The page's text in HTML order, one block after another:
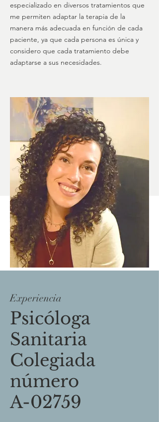
especializado en diversos tratamientos que
me permiten adaptar la terapia de la
manera más adecuada en función de cada
paciente, ya que cada persona es única y
considero que cada tratamiento debe
adaptarse a sus necesidades.
Experiencia
Psicóloga
Sanitaria
Colegiada
número
A-02759